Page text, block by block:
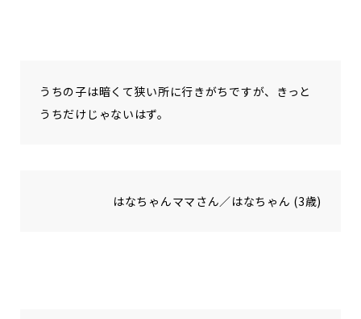
うちの子は暗くて狭い所に行きがちですが、きっと
うちだけじゃないはず。
はなちゃんママさん／はなちゃん (3歳)